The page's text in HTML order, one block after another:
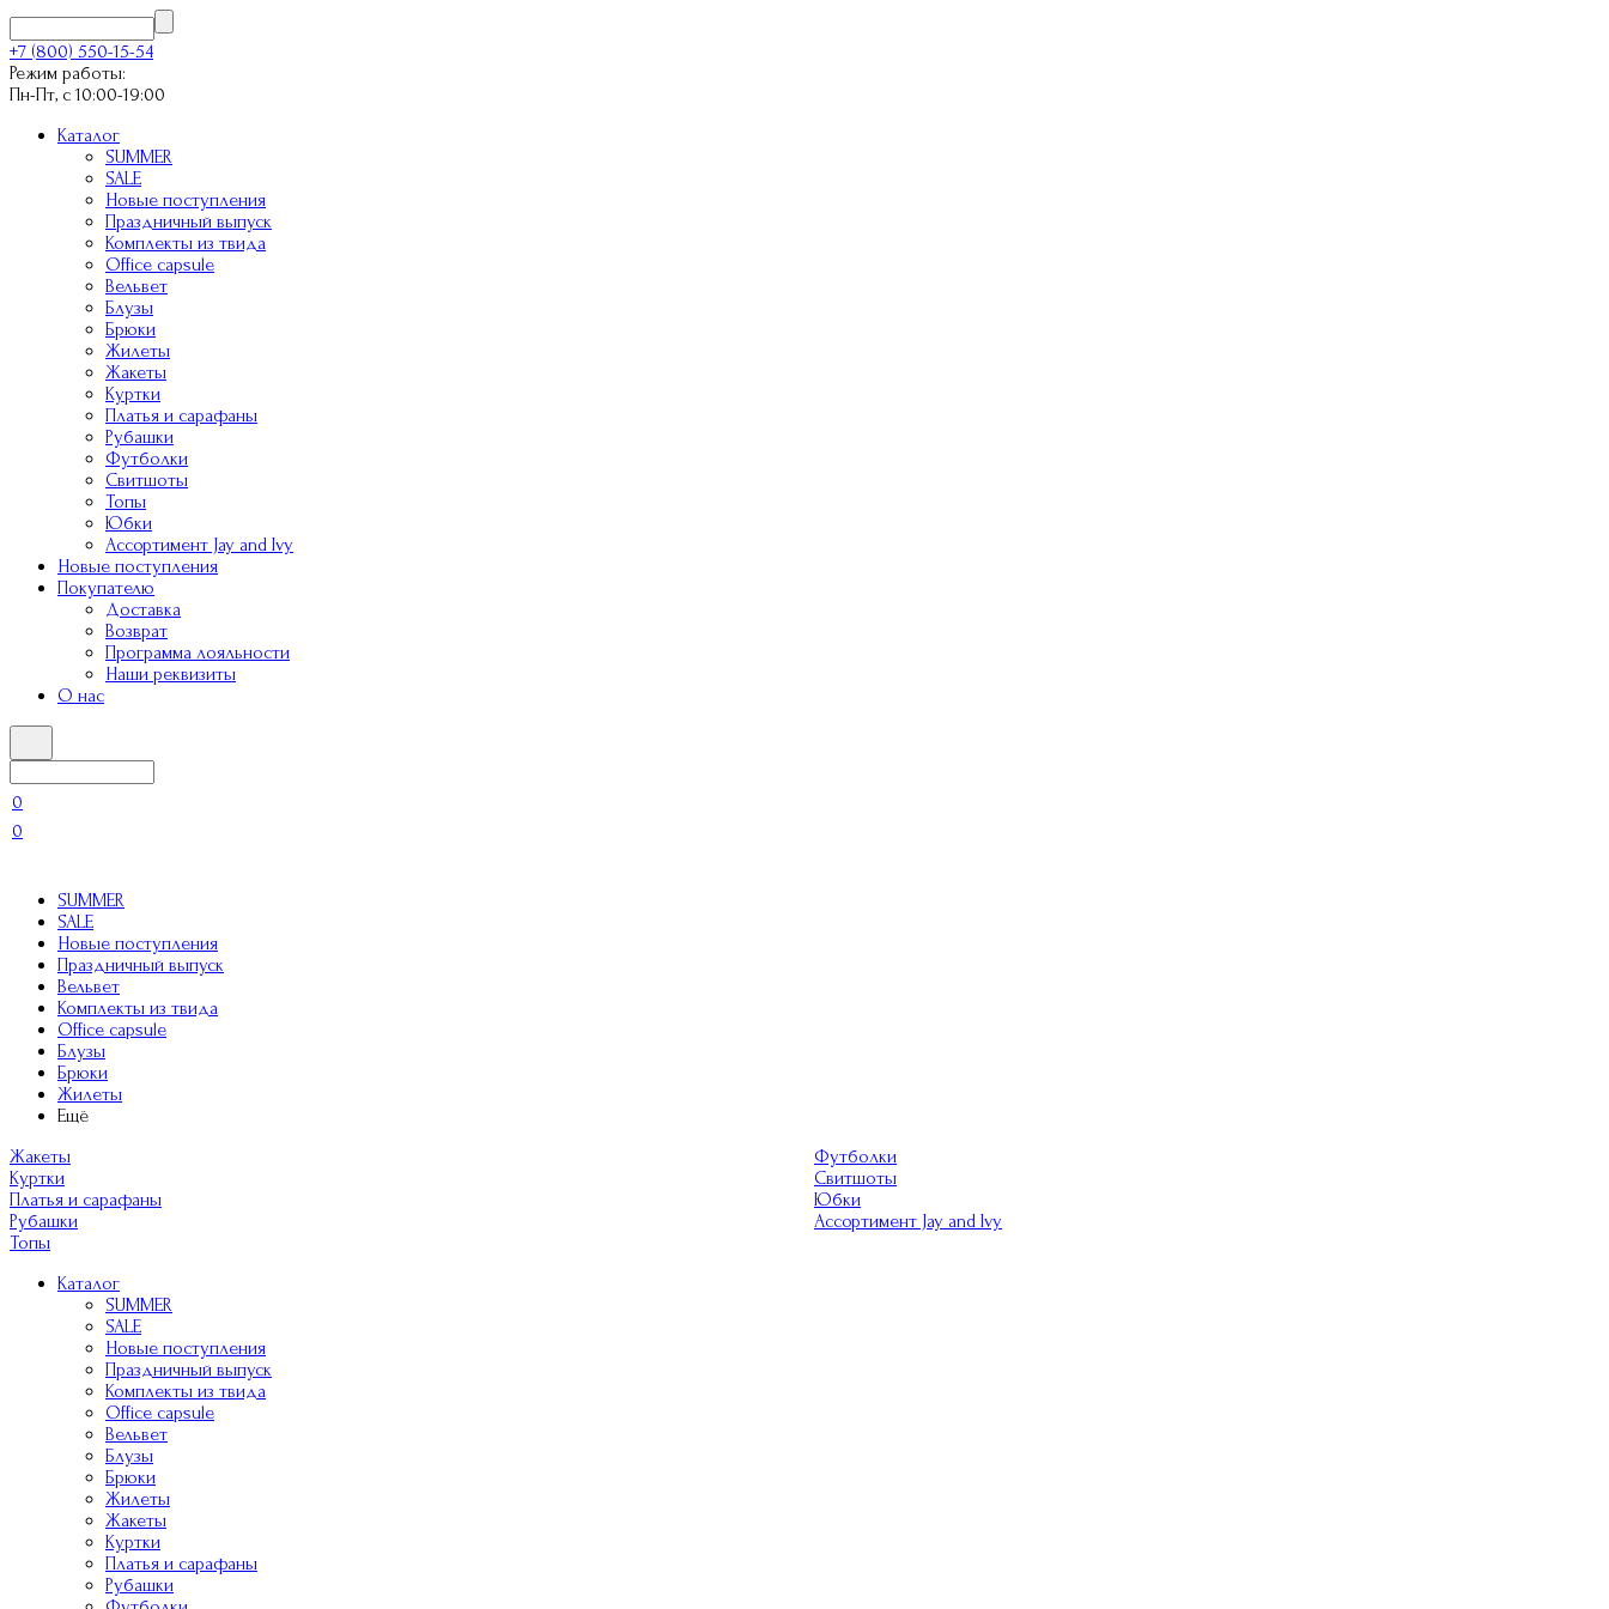
+7 (800) 550-15-54
Режим работы:
Пн-Пт, с 10:00-19:00
Каталог
SUMMER
SALE
Новые поступления
Праздничный выпуск
Комплекты из твида
Office capsule
Вельвет
Блузы
Брюки
Жилеты
Жакеты
Куртки
Платья и сарафаны
Рубашки
Футболки
Свитшоты
Топы
Юбки
Ассортимент Jay and Ivy
Новые поступления
Покупателю
Доставка
Возврат
Программа лояльности
Наши реквизиты
О нас
0
0
SUMMER
SALE
Новые поступления
Праздничный выпуск
Вельвет
Комплекты из твида
Office capsule
Блузы
Брюки
Жилеты
Ещё
Жакеты
Куртки
Платья и сарафаны
Рубашки
Топы
Футболки
Свитшоты
Юбки
Ассортимент Jay and Ivy
Каталог
SUMMER
SALE
Новые поступления
Праздничный выпуск
Комплекты из твида
Office capsule
Вельвет
Блузы
Брюки
Жилеты
Жакеты
Куртки
Платья и сарафаны
Рубашки